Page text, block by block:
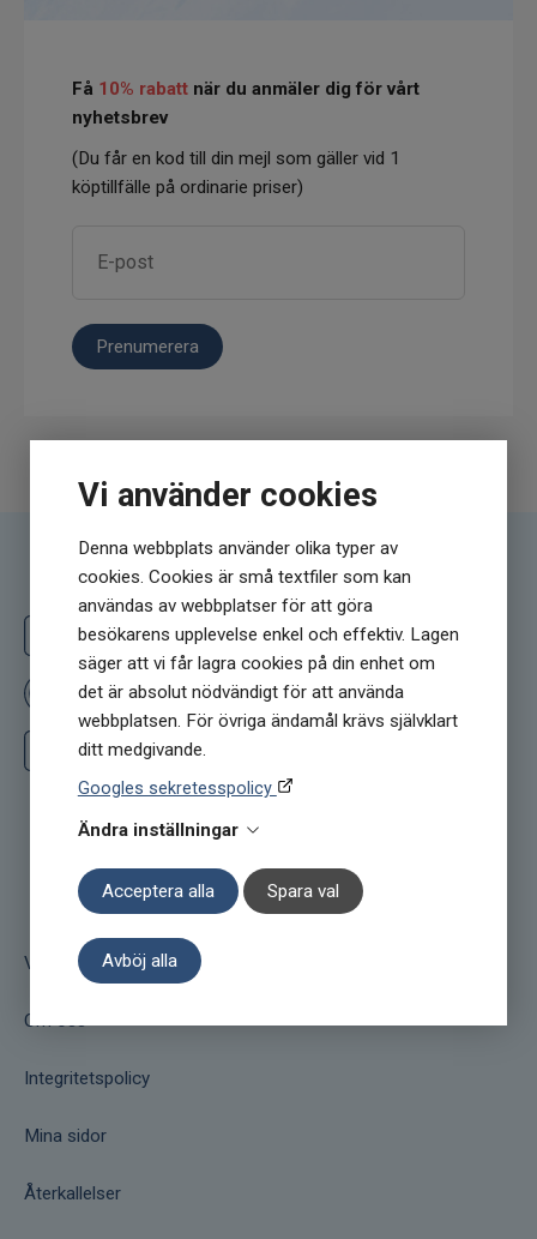
Vi använder cookies
Denna webbplats använder olika typer av
cookies. Cookies är små textfiler som kan
användas av webbplatser för att göra
besökarens upplevelse enkel och effektiv. Lagen
säger att vi får lagra cookies på din enhet om
det är absolut nödvändigt för att använda
webbplatsen. För övriga ändamål krävs självklart
ditt medgivande.
Googles sekretesspolicy
Ändra inställningar
Acceptera alla Spara val
Avböj alla
Få 10% rabatt när du anmäler dig för vårt
nyhetsbrev
(Du får en kod till din mejl som gäller vid 1
köptillfälle på ordinarie priser)
Prenumerera
Följ oss
Följ oss på Facebook
Ge oss ett omdöme på Prisjakt
Följ oss på Instagram
Jakobs Apotek
Villkor
Om oss
Integritetspolicy
Mina sidor
Återkallelser